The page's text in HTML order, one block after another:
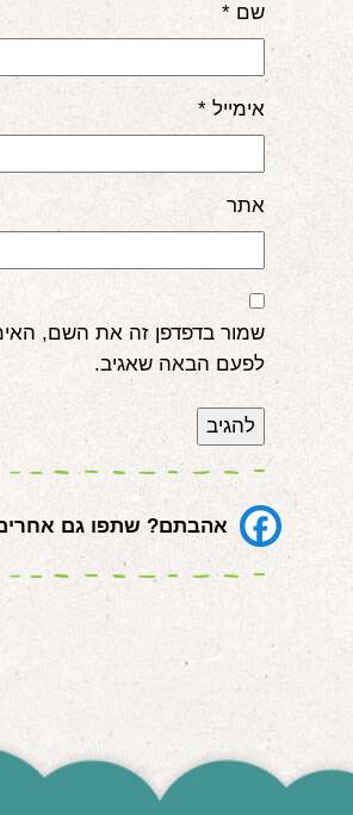
שם *
אימייל *
אתר
שמור בדפדפן זה את השם,
לפעם הבאה שאגיב.
אהבתם? שתפו גם